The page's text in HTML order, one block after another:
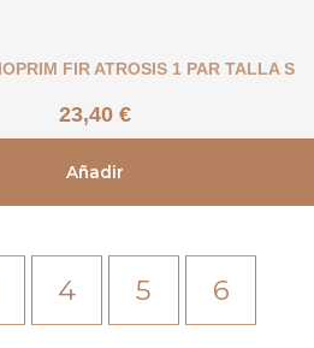
FIR ATROSIS 1 PAR TALLA S
23,40 €
Añadir
4 5 6